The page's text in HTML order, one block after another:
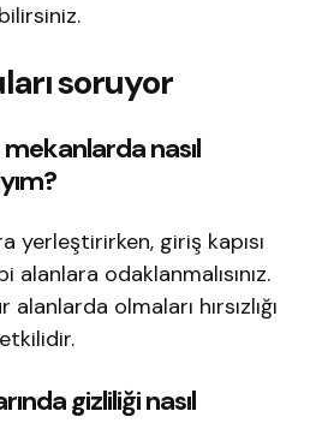
soruyor
mekanlarda nasıl
yerleştirirken, giriş kapısı
alanlara odaklanmalısınız.
olmaları hırsızlığı
gizliliği nasıl